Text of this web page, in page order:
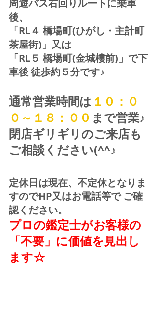
周遊バス右回りルートに乗車
後、
「RL４ 橋場町(ひがし・主計町
茶屋街)」又は
「RL５ 橋場町(金城樓前)」で下
車後 徒歩約５分です♪
通常営業時間は １０：０
０～１８：００ まで営業♪
閉店ギリギリのご来店も
ご相談ください(^^♪
定休日は現在、不定休となりま
すのでHP又はお電話等で ご確
認ください。
プロの鑑定士がお客様の
「不要」に価値を見出し
ます☆